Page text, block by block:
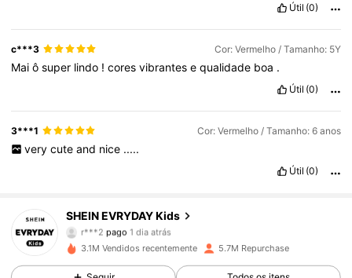
Útil (0)
c***3 Cor: Vermelho / Tamanho: 5Y
Maiôsuper lindo !coresvibrantesequalidade boa .
Útil (0)
3***1 Cor: Vermelho / Tamanho: 6 anos
very cute and nice .....
Útil (0)
SHEIN EVRYDAY Kids
4,90
427K Seguidores
r***2 pago 1 dia atrás
3***3seguiu2 horas atrás
4,90 427K Seguidores
3.1M Vendidos recentemente 5.7M Repurchase